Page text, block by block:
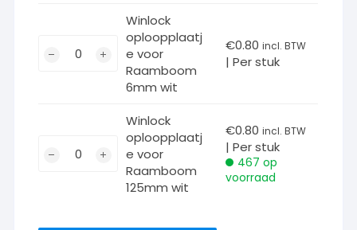
aantal
oploopplaatje
aantal
Winlock
oploopplaatj
e voor
Raamboom
6mm wit
€0.80 incl. BTW
| Per stuk
oploopplaatje
Winlock
oploopplaatj
e voor
Raamboom
125mm wit
€0.80 incl. BTW
| Per stuk
467 op
voorraad